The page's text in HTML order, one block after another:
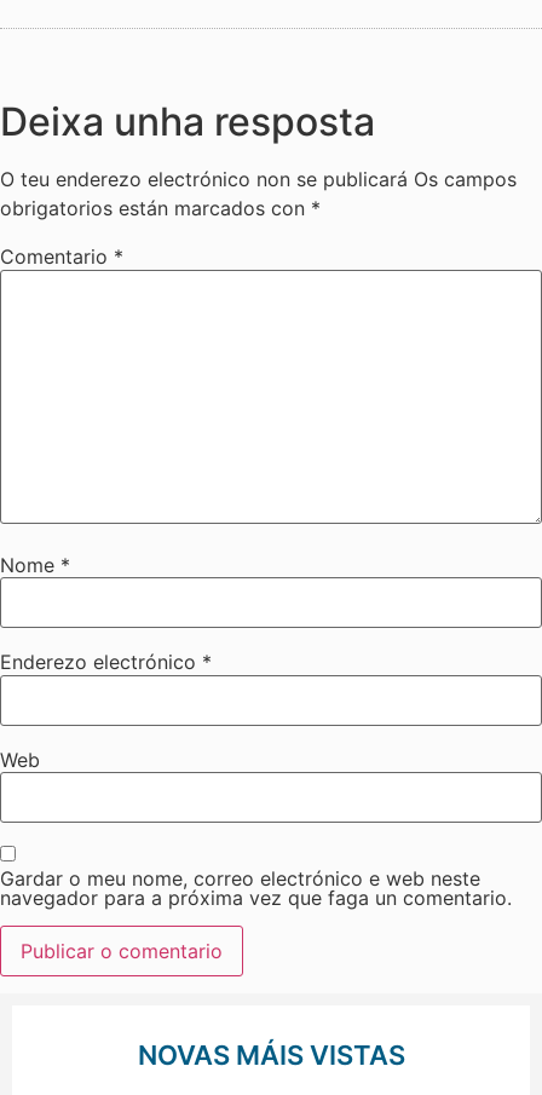
Deixa unha resposta
O teu enderezo electrónico non se publicará Os campos
obrigatorios están marcados con *
Comentario *
Nome *
Enderezo electrónico *
Web
Gardar o meu nome, correo electrónico e web neste
navegador para a próxima vez que faga un comentario.
NOVAS MÁIS VISTAS